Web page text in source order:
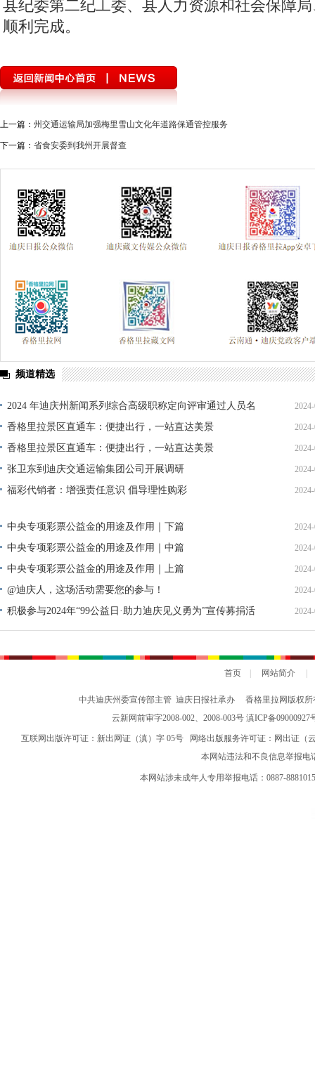
县纪委第二纪工委、县人力资源和社会保障
顺利完成。
上一篇： 州交通运输局加强梅里雪山文化年道路保通管控服务
下一篇： 省食安委到我州开展督查
频道精选
2024 年迪庆州新闻系列综合高级职称定向评审通过人员名
单公示
香格里拉景区直通车：便捷出行，一站直达美景
香格里拉景区直通车：便捷出行，一站直达美景
张卫东到迪庆交通运输集团公司开展调研
福彩代销者：增强责任意识 倡导理性购彩
中央专项彩票公益金的用途及作用｜下篇
中央专项彩票公益金的用途及作用｜中篇
中央专项彩票公益金的用途及作用｜上篇
@迪庆人，这场活动需要您的参与！
积极参与2024年“99公益日·助力迪庆见义勇为”宣传募捐活
动倡议书